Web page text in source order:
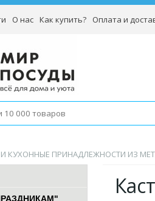
О нас Как купить? Оплата и
КУХОННЫЕ ПРИНАДЛЕЖНОСТИ ИЗ